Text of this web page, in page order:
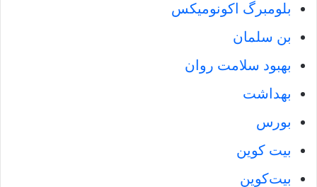
بلومبرگ اکونومیکس
بن سلمان
بهبود سلامت روان
بهداشت
بورس
بیت کوین
بیت‌کوین